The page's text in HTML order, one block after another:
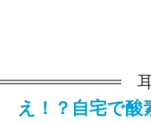
え！？自宅で酸